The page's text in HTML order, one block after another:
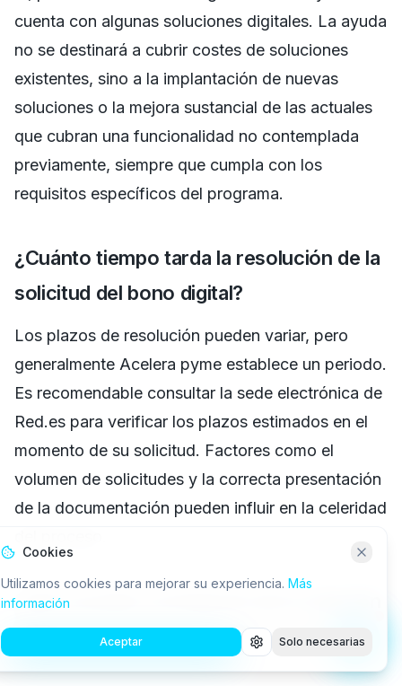
cuenta con algunas soluciones digitales. La ayuda
no se destinará a cubrir costes de soluciones
existentes, sino a la implantación de nuevas
soluciones o la mejora sustancial de las actuales
que cubran una funcionalidad no contemplada
previamente, siempre que cumpla con los
requisitos específicos del programa.
¿Cuánto tiempo tarda la resolución de la
solicitud del bono digital?
Los plazos de resolución pueden variar, pero
generalmente Acelera pyme establece un periodo.
Es recomendable consultar la sede electrónica de
Red.es para verificar los plazos estimados en el
momento de su solicitud. Factores como el
volumen de solicitudes y la correcta presentación
de la documentación pueden influir en la celeridad
¿Qué sucede si el importe de la solución
digital supera el bono digital concedido?
Cookies
Utilizamos cookies para mejorar su experiencia. Más
información
Aceptar Solo necesarias